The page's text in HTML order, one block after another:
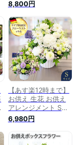
生花 アレンジ アレ
ンジメントフラワー
フラワーアレンジメ
ント お悔やみ花 お
悔やみの花 お供え花
供花 献花 お悔やみ
用 御供え お盆 お彼
岸 法事 命日 三回忌
喪中 四十九日
8,800円
【あす楽12時まで】
お供え 生花 お供え
アレンジメント Sサ
イズ フラワーアレン
ジメント お悔やみ
アレンジ 花 お供え
お供え物 故人 御供
6,980円